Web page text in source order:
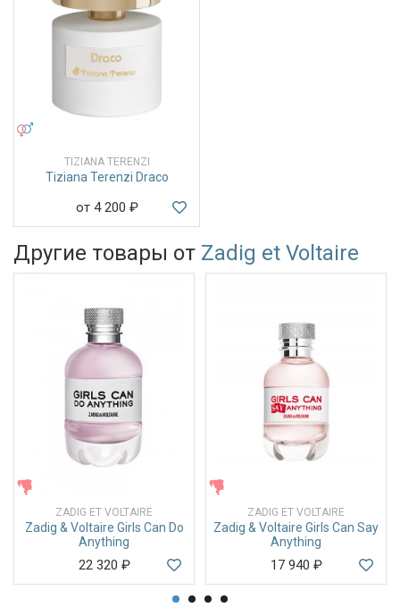
TIZIANA TERENZI
Tiziana Terenzi Draco
от 4 200 ₽
Другие товары от Zadig et Voltaire
ZADIG ET VOLTAIRE
Zadig & Voltaire Girls Can Do
Anything
22 320 ₽
ZADIG ET VOLTAIRE
Zadig & Voltaire Girls Can Say
Anything
17 940 ₽